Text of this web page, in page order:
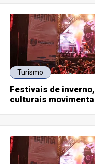
Turismo
Festivais de
culturais